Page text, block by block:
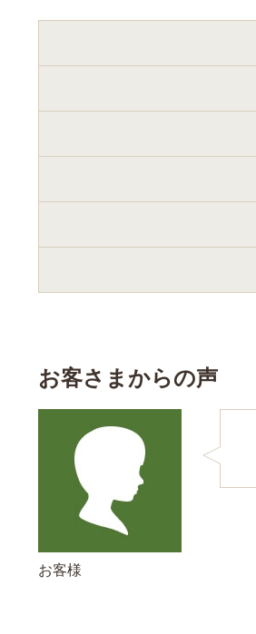
お客さまからの声
お客様